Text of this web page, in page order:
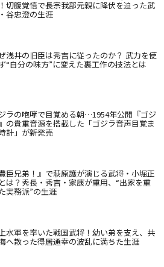
切腹覚悟で長宗我部元親に降伏を迫った武
谷忠澄の生涯
浅井の旧臣は秀吉に従ったのか？ 武力を使
“自分の味方”に変えた裏工作の技法とは
ラの咆哮で目覚める朝…1954年公開『ゴジ
の貴重音源を搭載した「ゴジラ音声目覚ま
計」が新発売
豊臣兄弟！』で萩原護が演じる武将・小堀正
は？秀長・秀吉・家康が重用、“出家を重
実務派”の生涯
水軍を率いた戦国武将！幼い弟を支え、共
へ散った得居通幸の波乱に満ちた生涯